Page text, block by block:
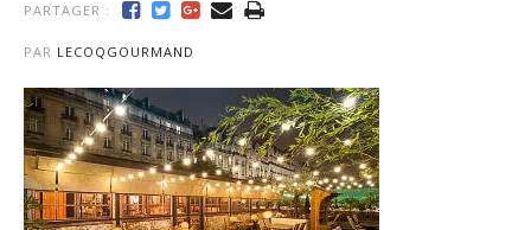
PARTAGER :
PAR LECOQGOURMAND